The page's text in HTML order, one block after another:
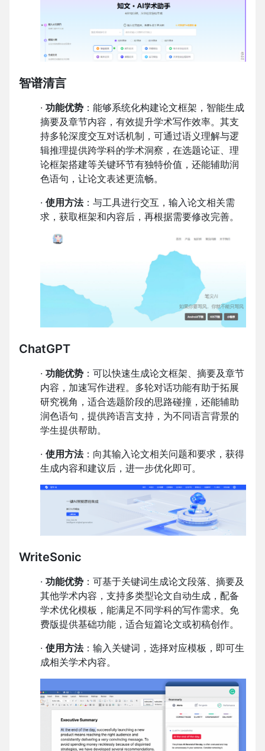
智谱清言
· 功能优势 ：能够系统化构建论文框架，智能生成
摘要及章节内容，有效提升学术写作效率。其支
持多轮深度交互对话机制，可通过语义理解与逻
辑推理提供跨学科的学术洞察，在选题论证、理
论框架搭建等关键环节有独特价值，还能辅助润
色语句，让论文表述更流畅。
· 使用方法：与工具进行交互，输入论文相关需
求，获取框架和内容后，再根据需要修改完善。
ChatGPT
· 功能优势 ：可以快速生成论文框架、摘要及章节
内容，加速写作进程。多轮对话功能有助于拓展
研究视角，适合选题阶段的思路碰撞，还能辅助
润色语句，提供跨语言支持，为不同语言背景的
学生提供帮助。
· 使用方法：向其输入论文相关问题和要求，获得
生成内容和建议后，进一步优化即可。
WriteSonic
· 功能优势 ：可基于关键词生成论文段落、摘要及
其他学术内容，支持多类型论文自动生成，配备
学术优化模板，能满足不同学科的写作需求。免
费版提供基础功能，适合短篇论文或初稿创作。
· 使用方法：输入关键词，选择对应模板，即可生
成相关学术内容。